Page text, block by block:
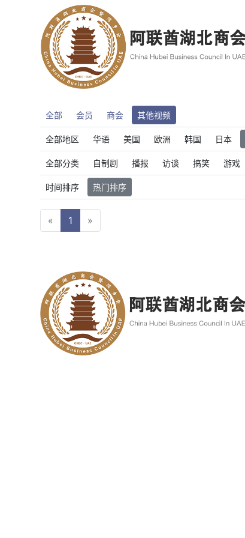
全部 会员 商会 其他视频
全部地区 华语 美国 欧洲 韩国 日本
全部分类 自制剧 播报 访谈 搞笑 游戏
时间排序 热门排序
« 1 »